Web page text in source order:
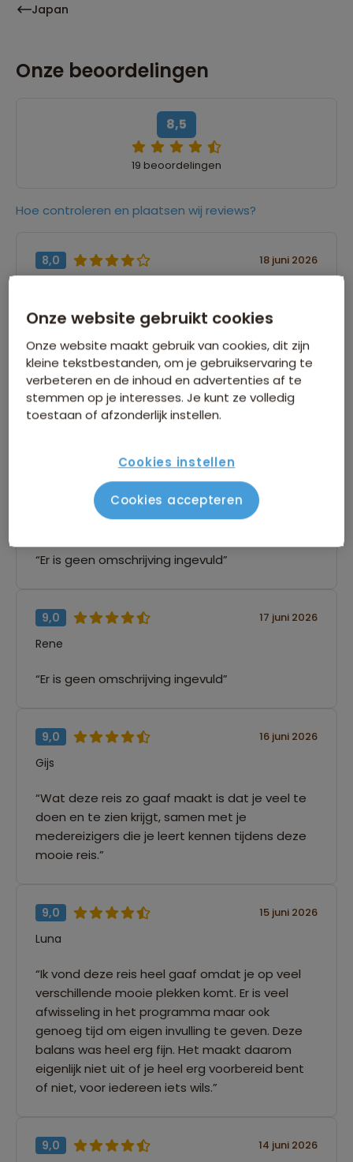
Japan
Onze beoordelingen
8,5
19 beoordelingen
Hoe controleren en plaatsen wij reviews?
8,0 18 juni 2026
“Er is geen omschrijving ingevuld”
8,0 17 juni 2026
Caya
“Er is geen omschrijving ingevuld”
9,0 17 juni 2026
Rene
“Er is geen omschrijving ingevuld”
9,0 16 juni 2026
Gijs
“Wat deze reis zo gaaf maakt is dat je veel te
doen en te zien krijgt, samen met je
medereizigers die je leert kennen tijdens deze
mooie reis.”
9,0 15 juni 2026
Luna
“Ik vond deze reis heel gaaf omdat je op veel
verschillende mooie plekken komt. Er is veel
afwisseling in het programma maar ook
genoeg tijd om eigen invulling te geven. Deze
balans was heel erg fijn. Het maakt daarom
eigenlijk niet uit of je heel erg voorbereid bent
of niet, voor iedereen iets wils.”
9,0 14 juni 2026
Onze website gebruikt cookies
Onze website maakt gebruik van cookies, dit zijn
kleine tekstbestanden, om je gebruikservaring te
verbeteren en de inhoud en advertenties af te
stemmen op je interesses. Je kunt ze volledig
toestaan of afzonderlijk instellen.
Cookies instellen
Cookies accepteren